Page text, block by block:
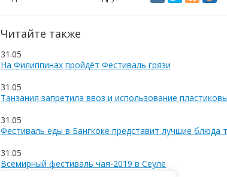
Читайте также
31.05
На Филиппинах пройдёт Фестиваль грязи
31.05
Танзания запретила ввоз и использование
31.05
Фестиваль еды в Бангкоке представит лучшие блюда
31.05
Всемирный фестиваль чая-2019 в Сеуле